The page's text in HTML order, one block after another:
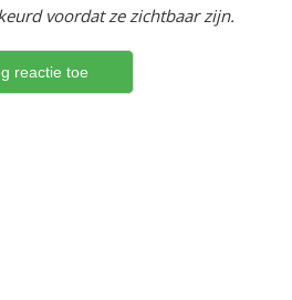
voordat ze zichtbaar zijn.